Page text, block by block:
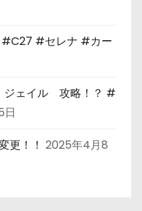
#セレナ #カー
ジェイル 攻略！？ #
日
更！！ 2025年4月8